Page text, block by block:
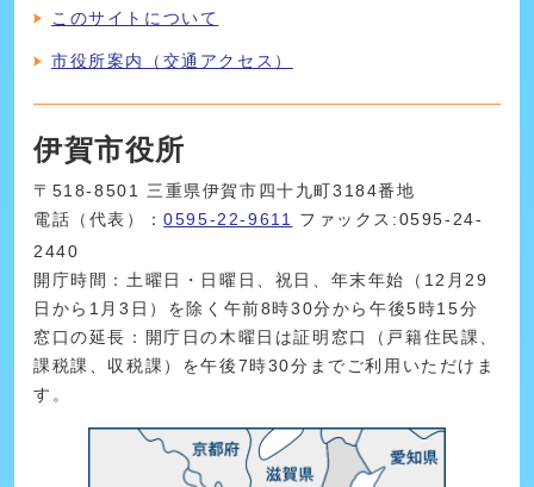
このサイトについて
市役所案内（交通アクセス）
伊賀市役所
〒518-8501 三重県伊賀市四十九町3184番地
電話（代表）：0595-22-9611
ファックス:0595-24-
2440
開庁時間：土曜日・日曜日、祝日、年末年始（12月29
日から1月3日）を除く午前8時30分から午後5時15分
窓口の延長：開庁日の木曜日は証明窓口（戸籍住民課、
課税課、収税課）を午後7時30分までご利用いただけま
す。